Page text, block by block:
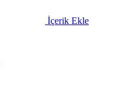
İçerik Ekle